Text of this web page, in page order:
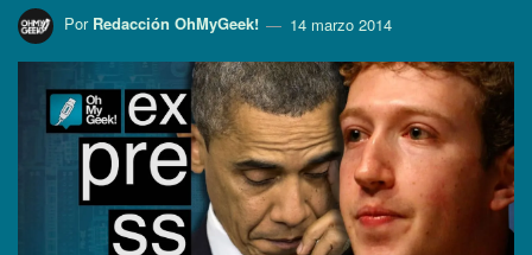
Por Redacción OhMyGeek! 14 marzo 2014